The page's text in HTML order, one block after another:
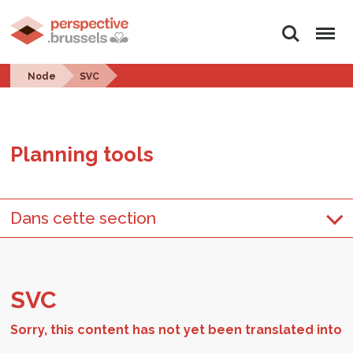
Search Menu
Node SVC
Plan­ning tools
Dans cette section
SVC